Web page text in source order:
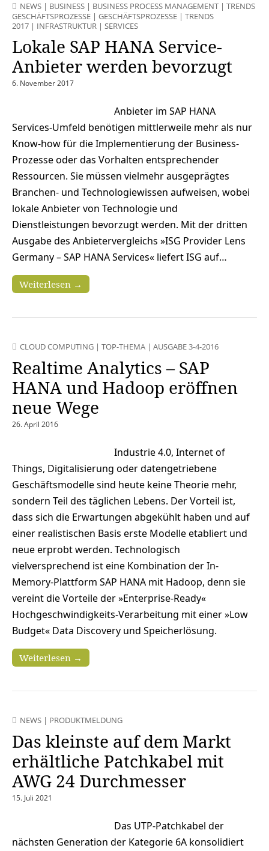
NEWS | BUSINESS | BUSINESS PROCESS MANAGEMENT | TRENDS
GESCHÄFTSPROZESSE | GESCHÄFTSPROZESSE | TRENDS
2017 | INFRASTRUKTUR | SERVICES
Lokale SAP HANA Service-
Anbieter werden bevorzugt
6. November 2017
Anbieter im SAP HANA
Services-Umfeld benötigen mittlerweile mehr als nur
Know-how für die Implementierung der Business-
Prozesse oder das Vorhalten entsprechender
Ressourcen. Sie müssen vielmehr ausgeprägtes
Branchen- und Technologiewissen aufweisen, wobei
lokale Anbieter von Technologie und
Dienstleistungen bevorzugt werden. Mit der dritten
Ausgabe des Anbietervergleichs »ISG Provider Lens
Germany – SAP HANA Services« liefert ISG auf…
Weiterlesen →
CLOUD COMPUTING | TOP-THEMA | AUSGABE 3-4-2016
Realtime Analytics – SAP
HANA und Hadoop eröffnen
neue Wege
26. April 2016
Industrie 4.0, Internet of
Things, Digitalisierung oder datengetriebene
Geschäftsmodelle sind heute keine Theorie mehr,
sondern Teil des täglichen Lebens. Der Vorteil ist,
dass sich die Erwartungen abgekühlt haben und auf
einer realistischen Basis erste Modelle etabliert und
neue erprobt werden. Technologisch
vielversprechend ist eine Kombination der In-
Memory-Plattform SAP HANA mit Hadoop, denn sie
vereint die Vorteile der »Enterprise-Ready«
Hochgeschwindigkeits-Verarbeitung mit einer »Low
Budget« Data Discovery und Speicherlösung.
Weiterlesen →
NEWS | PRODUKTMELDUNG
Das kleinste auf dem Markt
erhältliche Patchkabel mit
AWG 24 Durchmesser
15. Juli 2021
Das UTP-Patchkabel der
nächsten Generation der Kategorie 6A konsolidiert